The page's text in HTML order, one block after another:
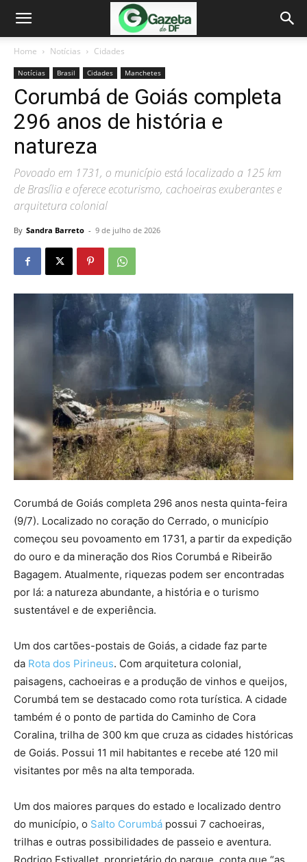
Home Notícias Cidades
Notícias Brasil Cidades Manchetes
Corumbá de Goiás completa
296 anos de história e
natureza
Povoado em 1731, o município está localizado a 125 km
de Brasília e oferece ecoturismo, cachoeiras exuberantes e
arquitetura colonial
By Sandra Barreto - 9 de julho de 2026
Corumbá de Goiás completa 296 anos nesta quinta-feira
(9/7). Localizado no coração do Cerrado, o município
começou seu povoamento em 1731, a partir da expedição
do ouro e da mineração dos Rios Corumbá e Ribeirão
Bagagem. Atualmente, riquezas podem ser encontradas
por lá: a natureza abundante, a história e o turismo
sustentável e de experiência.
Um dos cartões-postais de Goiás, a cidade faz parte
da Rota dos Pirineus. Com arquitetura colonial,
paisagens, cachoeiras e a produção de vinhos e queijos,
Corumbá tem se destacado como rota turística. A cidade
também é o ponto de partida do Caminho de Cora
Coralina, trilha de 300 km que cruza as cidades históricas
de Goiás. Possui 11 mil habitantes e recebe até 120 mil
visitantes por mês na alta temporada.
Um dos maiores parques do estado e localizado dentro
do município, o Salto Corumbá possui 7 cachoeiras,
trilhas e outras possibilidades de passeio e aventura.